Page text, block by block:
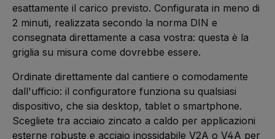
esattamente il carico previsto. Configurata in meno di
2 minuti, realizzata secondo la norma DIN e
consegnata direttamente a casa vostra: questa è la
griglia su misura come dovrebbe essere.
Ordinate direttamente dal cantiere o comodamente
dall'ufficio: il configuratore funziona su qualsiasi
dispositivo, che sia desktop, tablet o smartphone.
Scegliete tra acciaio zincato a caldo per applicazioni
esterne robuste e acciaio inossidabile V2A o V4A per